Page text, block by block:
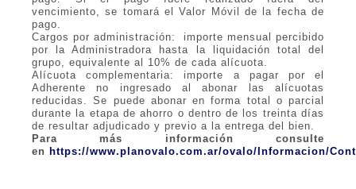
vencimiento, se tomará el Valor Móvil de la fecha de
pago.
Cargos por administración: importe mensual percibido
por la Administradora hasta la liquidación total del
grupo, equivalente al 10% de cada alícuota.
Alícuota complementaria: importe a pagar por el
Adherente no ingresado al abonar las alícuotas
reducidas. Se puede abonar en forma total o parcial
durante la etapa de ahorro o dentro de los treinta días
de resultar adjudicado y previo a la entrega del bien.
Para más información consulte
en https://www.planovalo.com.ar/ovalo/Informacion/